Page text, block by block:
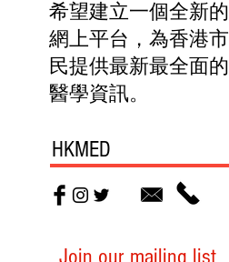
希望建立一個全新的
網上平台，為香港市
民提供最新最全面的
醫學資訊。
HKMED
Join our mailing list